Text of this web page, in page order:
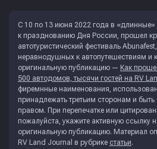
С 10 по 13 июня 2022 года в
к празднованию Дня России, прошел
автотуристический фестиваль
неравнодушных к автопутешествиям и
оригинальную публикацию — Как
500 автодомов, тысячи гостей на RV
фиремнные наименования,
принадлежать третьим сторонам и
правом. При перепечатке или
пожалуйста, укажите активную ссылку
оригинальную публикацию. Материал
RV Land Journal в рубрике статьи.